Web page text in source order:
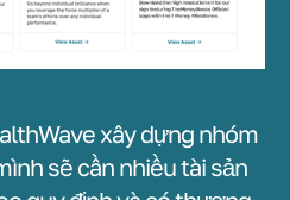
xây dựng nhóm
sẽ cần nhiều tài sản